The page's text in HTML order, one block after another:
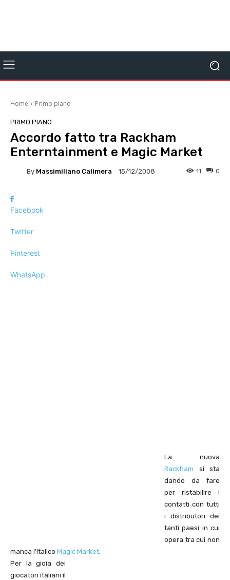
Home Primo piano
PRIMO PIANO
Accordo fatto tra Rackham
Enterntainment e Magic Market
By Massimiliano Calimera 15/12/2008 0
11
Facebook
Twitter
Pinterest
WhatsApp
La nuova
Rackham si sta
dando da fare
per ristabilire i
contatti con tutti
i distributori dei
tanti paesi in cui
opera tra cui non
manca l’italico Magic Market.
Per la gioia dei
giocatori italiani il